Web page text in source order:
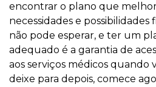
encontrar o plano que melhor
necessidades e possibilidades
não pode esperar, e ter um
adequado é a garantia de
aos serviços médicos quando
deixe para depois, comece